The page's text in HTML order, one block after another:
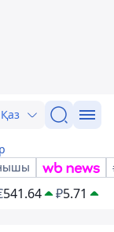
Қаз
541.64 ₽5.71